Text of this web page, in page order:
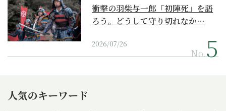
衝撃の羽柴与一郎「初陣死」を語
ろう。どうして守り切れなか…
2026/07/26
No.
人気のキーワード